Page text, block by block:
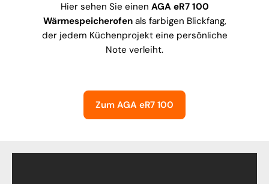
Hier sehen Sie einen AGA eR7 100
Wärmespeicherofenals farbigen Blickfang,
der jedem Küchenprojekt eine persönliche
Note verleiht.
Zum AGA eR7 100